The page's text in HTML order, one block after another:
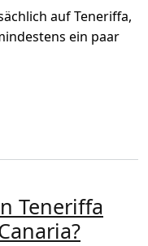
auf Teneriffa,
ein paar
leben auf
Teneriffa